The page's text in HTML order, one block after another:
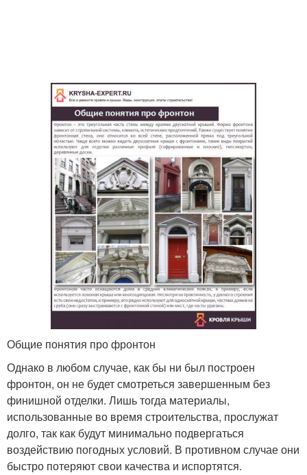
Общие понятия про фронтон
Однако в любом случае, как бы ни был построен
фронтон, он не будет смотреться завершенным без
финишной отделки. Лишь тогда материалы,
использованные во время строительства, прослужат
долго, так как будут минимально подвергаться
воздействию погодных условий. В противном случае они
быстро потеряют свои качества и испортятся.